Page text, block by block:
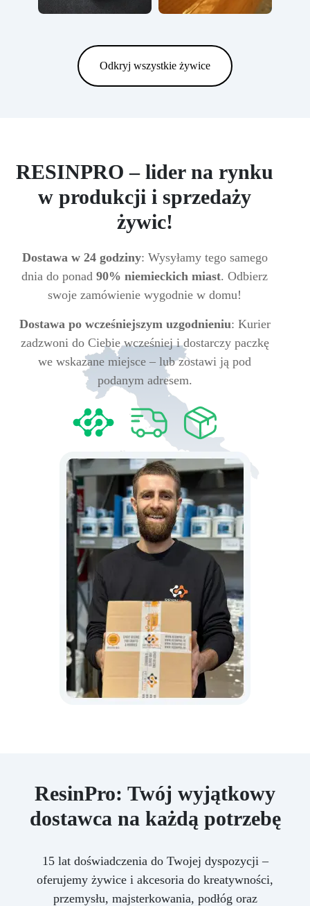
Odkryj wszystkie żywice
RESINPRO – lider na rynku
w produkcji i sprzedaży
żywic!
Dostawa w 24 godziny: Wysyłamy tego samego
dnia do ponad 90% niemieckich miast. Odbierz
swoje zamówienie wygodnie w domu!
Dostawa po wcześniejszym uzgodnieniu: Kurier
zadzwoni do Ciebie wcześniej i dostarczy paczkę
we wskazane miejsce – lub zostawi ją pod
podanym adresem.
ResinPro: Twój wyjątkowy
dostawca na każdą potrzebę
15 lat doświadczenia do Twojej dyspozycji –
oferujemy żywice i akcesoria do kreatywności,
przemysłu, majsterkowania, podłóg oraz